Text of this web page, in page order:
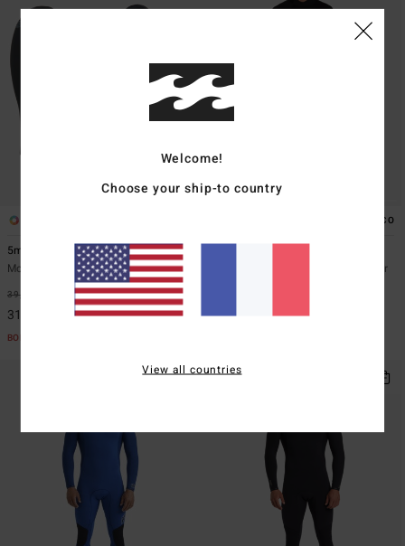
5mm Absolute
Moufles de surf Noir Homme
39,95 € 20%
31,96 €
BONS PLANS
ÉCO
Combinaison de surf back zip Noir
Welcome!
Choose your ship-to country
View all countries